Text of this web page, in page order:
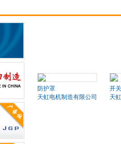
防护罩
天虹电机制造有限公司
开关
天